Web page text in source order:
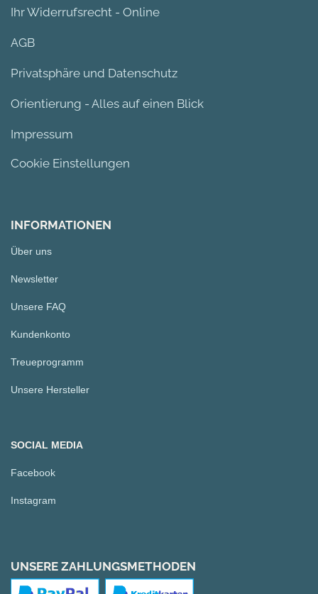
Ihr Widerrufsrecht - Online
AGB
Privatsphäre und Datenschutz
Orientierung - Alles auf einen Blick
Impressum
Cookie Einstellungen
INFORMATIONEN
Über uns
Newsletter
Unsere FAQ
Kundenkonto
Treueprogramm
Unsere Hersteller
SOCIAL MEDIA
Facebook
Instagram
UNSERE ZAHLUNGSMETHODEN